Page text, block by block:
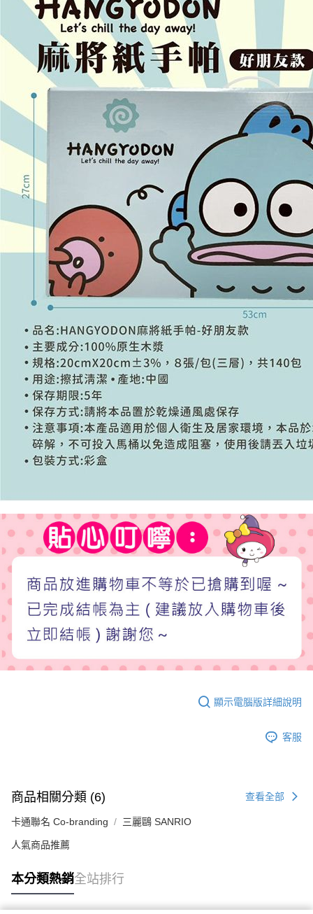
顯示電腦版詳細說明
客服
商品相關分類 (6) 查看全部
卡通聯名 Co-branding 三麗鷗 SANRIO
人氣商品推薦
本分類熱銷全站排行